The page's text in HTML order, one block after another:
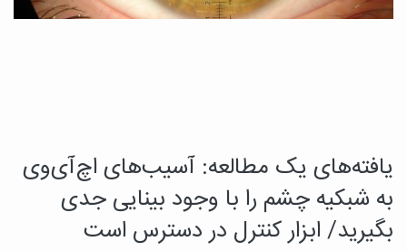
یافته‌های یک مطالعه: آسیب‌های اچ‌آی‌وی
به شبکیه چشم را با وجود بینایی جدی
بگیرید/ ابزار کنترل در دسترس است